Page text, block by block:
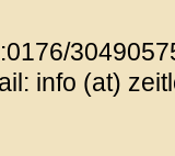
info (at)